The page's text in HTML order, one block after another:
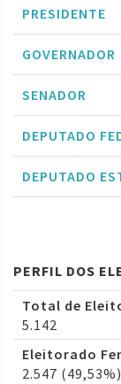
PRESIDENTE
GOVERNADOR
SENADOR
DEPUTADO
DEPUTADO
PERFIL DOS
Total de
5.142
Eleitorado
2.547 (49,53%)